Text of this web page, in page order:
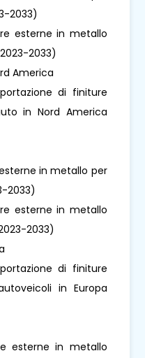
2033)
esterne in metallo
2033)
America
di finiture
in Nord America
in metallo per
2033)
esterne in metallo
2033)
di finiture
in Europa
esterne in metallo